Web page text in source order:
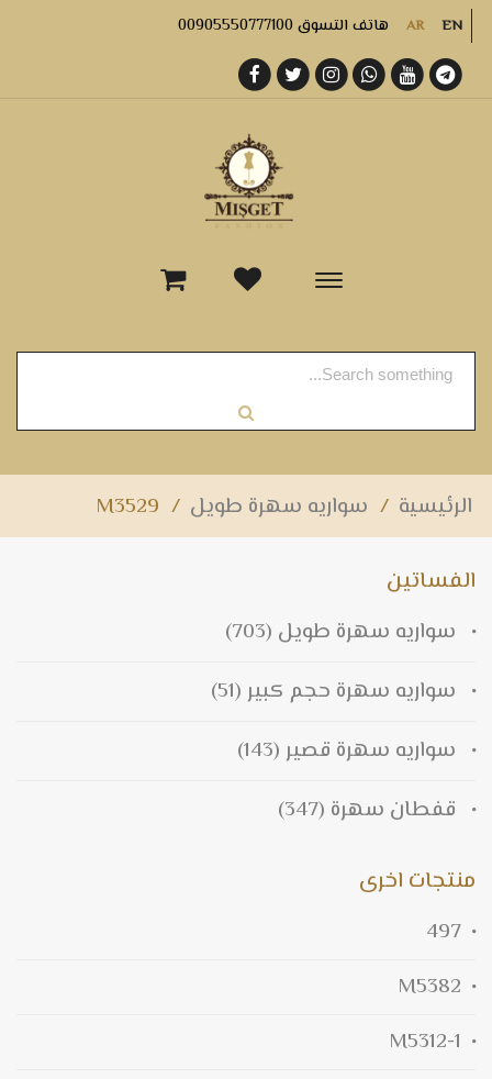
AR EN هاتف التسوق 00905550777100
-
الرئيسية / سواريه سهرة طويل /
M3529
الفساتين
سواريه سهرة طويل (703)
سواريه سهرة حجم كبير (51)
سواريه سهرة قصير (143)
قفطان سهرة (347)
منتجات اخرى
497
M5382
M5312-1